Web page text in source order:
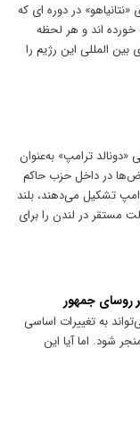
در دوره ای که
اند و هر لحظه
بین المللی این رژیم را
«دونالد ترامپ» به‌عنوان
در داخل حزب حاکم
تشکیل می‌دهند، بلند
مستقر در لندن را برای
روسای جمهور
به تغییرات اساسی
شود. اما آیا این